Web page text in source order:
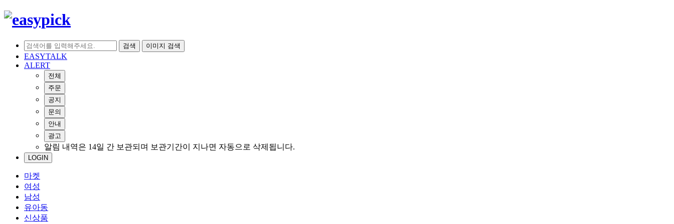
검색 이미지 검색
EASYTALK
ALERT
전체
주문
공지
문의
안내
광고
알림 내역은 14일 간 보관되며 보관기간이 지나면 자동으로 삭제됩니다.
LOGIN
마켓
여성
남성
유아동
신상품